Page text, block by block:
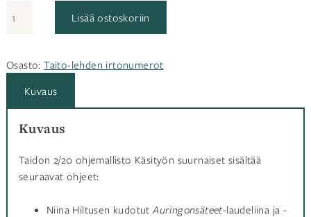
2/20
Lisää ostoskoriin
Osasto:Taito-lehden irtonumerot
Kuvaus
Kuvaus
Taidon 2/20 ohjemallisto Käsityön suurnaiset sisältää
seuraavat ohjeet:
Niina Hiltusen kudotutAuringonsäteet-laudeliina ja -